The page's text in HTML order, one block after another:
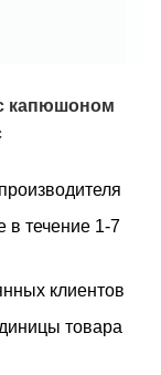
капюшоном
в течение 1-7
клиентов
товара